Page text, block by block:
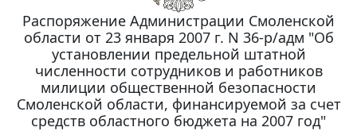
Распоряжение Администрации Смоленской
области от 23 января 2007 г. N 36-р/адм "Об
установлении предельной штатной
численности сотрудников и работников
милиции общественной безопасности
Смоленской области, финансируемой за счет
средств областного бюджета на 2007 год"